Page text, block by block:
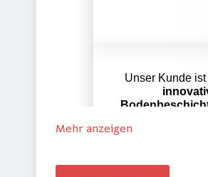
Mehr anzeigen